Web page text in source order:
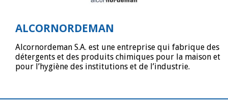
ALCORNORDEMAN
Alcornordeman S.A. est une entreprise qui fabrique des
détergents et des produits chimiques pour la maison et
pour l’hygiène des institutions et de l’industrie.